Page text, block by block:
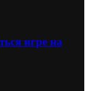
игре на